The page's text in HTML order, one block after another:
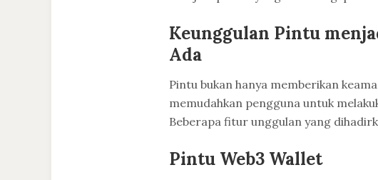
Keunggulan Pintu
Ada
Pintu bukan hanya memberikan
memudahkan pengguna untuk
Beberapa fitur unggulan yang
Pintu Web3 Wallet